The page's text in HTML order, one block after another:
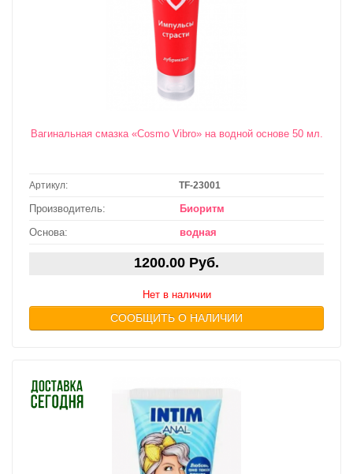
Вагинальная смазка «Cosmo Vibro» на водной основе 50 мл.
Артикул: TF-23001
Производитель:
Биоритм
Основа:
водная
1200.00 Руб.
Нет в наличии
СООБЩИТЬ О НАЛИЧИИ